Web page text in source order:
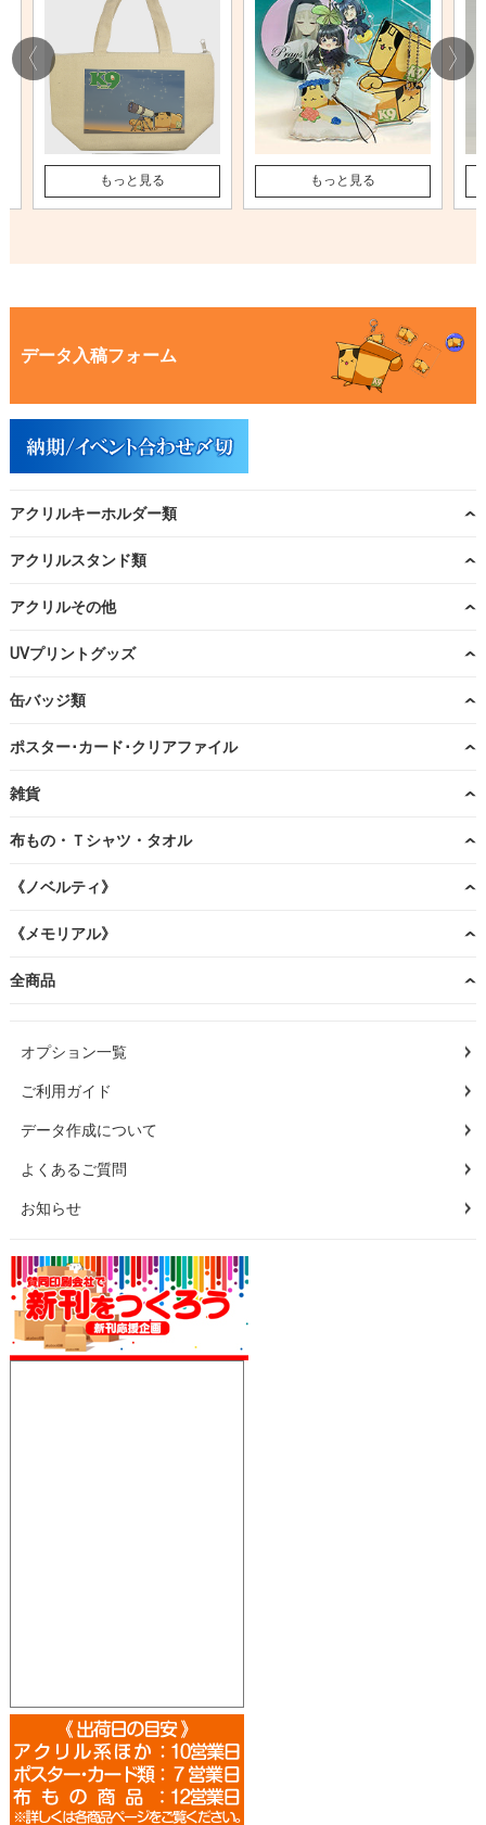
もっと見る もっと見る
データ入稿フォーム
アクリルキーホルダー類
アクリルスタンド類
アクリルその他
UVプリントグッズ
缶バッジ類
ポスター･カード･クリアファイル
雑貨
布もの・Ｔシャツ・タオル
《ノベルティ》
《メモリアル》
全商品
オプション一覧
ご利用ガイド
データ作成について
よくあるご質問
お知らせ